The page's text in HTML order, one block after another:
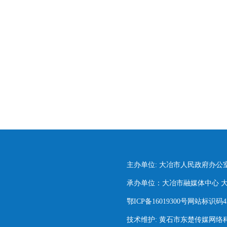
主办单位: 大冶市人民政府办公
承办单位：大冶市融媒体中心
鄂ICP备16019300号网站标识码
技术维护: 黄石市东楚传媒网络